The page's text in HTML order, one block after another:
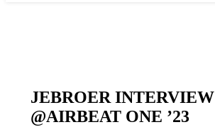
JEBROER INTERVIEW
@AIRBEAT ONE ’23